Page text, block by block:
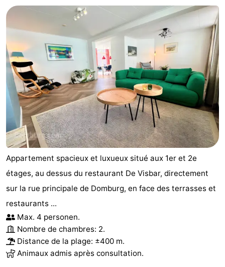
Appartement spacieux et luxueux situé aux 1er et 2e
étages, au dessus du restaurant De Visbar, directement
sur la rue principale de Domburg, en face des terrasses et
restaurants ...
Max. 4 personen.
Nombre de chambres: 2.
Distance de la plage: ±400 m.
Animaux admis après consultation.